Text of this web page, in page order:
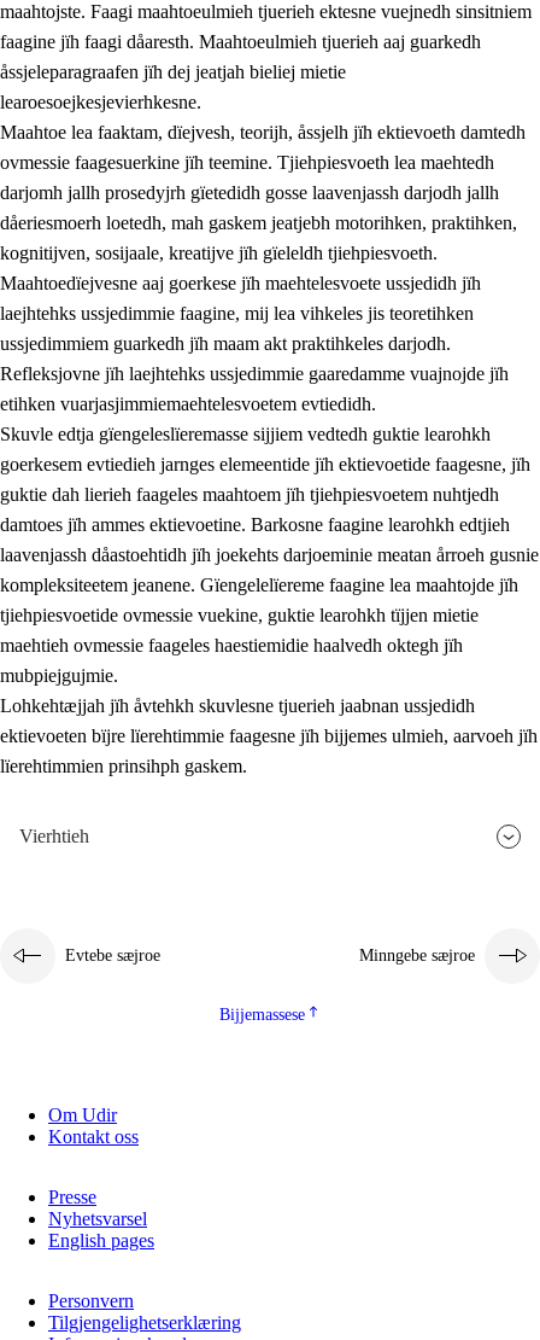
2.3 Vihkeles tjiehpiesvoeth
2.4 Lïeredh lïeredh
Dåaresthfaageles teemah
maahtojste. Faagi maahtoeulmieh tjuerieh ektesne vuejnedh sinsitniem
faagine jïh faagi dåaresth. Maahtoeulmieh tjuerieh aaj guarkedh
åssjeleparagraafen jïh dej jeatjah bieliej mietie
learoesoejkesjevierhkesne.
Maahtoe lea faaktam, dïejvesh, teorijh, åssjelh jïh ektievoeth damtedh
ovmessie faagesuerkine jïh teemine. Tjiehpiesvoeth lea maehtedh
darjomh jallh prosedyjrh gïetedidh gosse laavenjassh darjodh jallh
dåeriesmoerh loetedh, mah gaskem jeatjebh motorihken, praktihken,
kognitijven, sosijaale, kreatijve jïh gïeleldh tjiehpiesvoeth.
Maahtoedïejvesne aaj goerkese jïh maehtelesvoete ussjedidh jïh
laejhtehks ussjedimmie faagine, mij lea vihkeles jis teoretihken
ussjedimmiem guarkedh jïh maam akt praktihkeles darjodh.
Refleksjovne jïh laejhtehks ussjedimmie gaaredamme vuajnojde jïh
etihken vuarjasjimmiemaehtelesvoetem evtiedidh.
Skuvle edtja gïengeleslïeremasse sijjiem vedtedh guktie learohkh
goerkesem evtiedieh jarnges elemeentide jïh ektievoetide faagesne, jïh
guktie dah lierieh faageles maahtoem jïh tjiehpiesvoetem nuhtjedh
damtoes jïh ammes ektievoetine. Barkosne faagine learohkh edtjieh
laavenjassh dåastoehtidh jïh joekehts darjoeminie meatan årroeh gusnie
kompleksiteetem jeanene. Gïengelelïereme faagine lea maahtojde jïh
tjiehpiesvoetide ovmessie vuekine, guktie learohkh tïjjen mietie
maehtieh ovmessie faageles haestiemidie haalvedh oktegh jïh
mubpiejgujmie.
Lohkehtæjjah jïh åvtehkh skuvlesne tjuerieh jaabnan ussjedidh
ektievoeten bïjre lïerehtimmie faagesne jïh bijjemes ulmieh, aarvoeh jïh
lïerehtimmien prinsihph gaskem.
Vierhtieh
Evtebe sæjroe Minngebe sæjroe
Bijjemassese
Om Udir
Kontakt oss
Presse
Nyhetsvarsel
English pages
Personvern
Tilgjengelighetserklæring